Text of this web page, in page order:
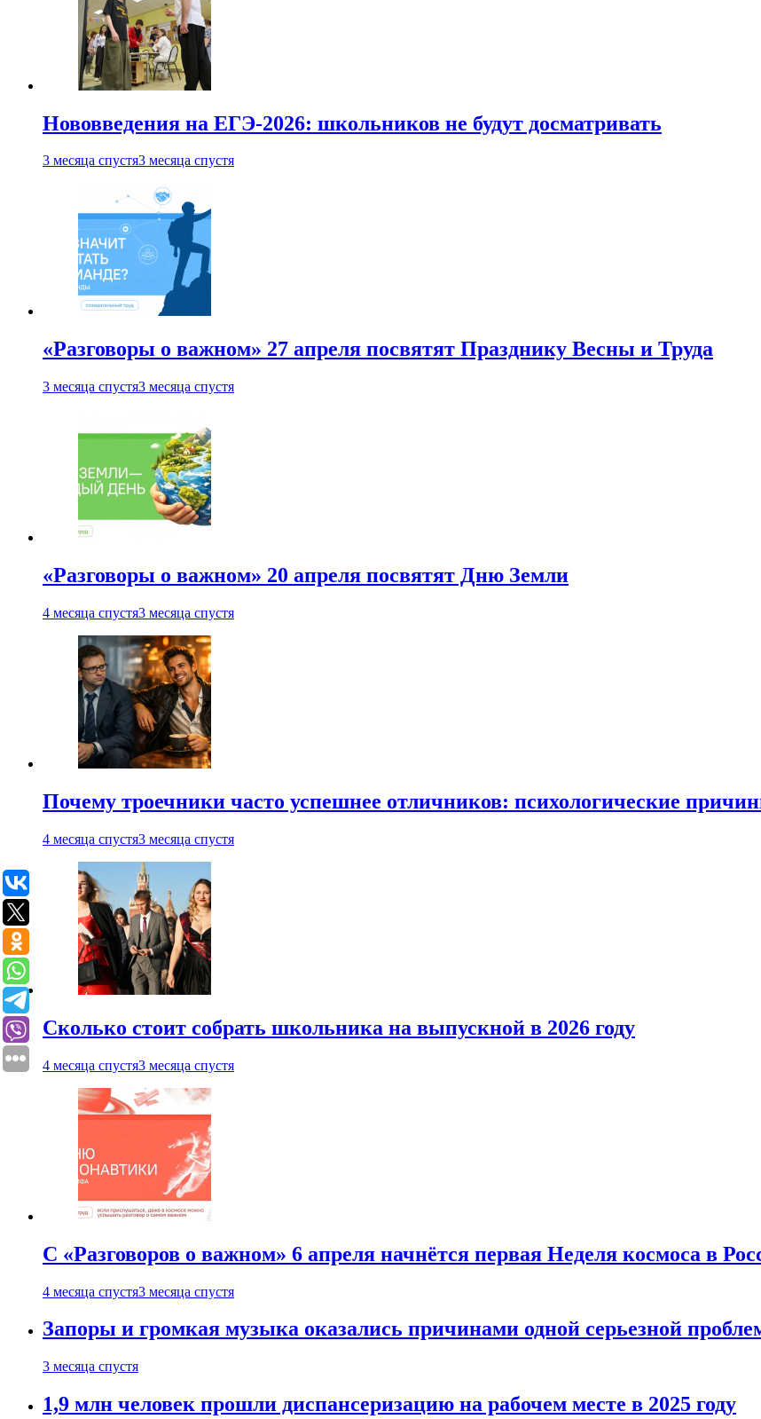
Нововведения на ЕГЭ-2026: школьников не будут досматривать
3 месяца спустя3 месяца спустя
«Разговоры о важном» 27 апреля посвятят Празднику Весны и Труда
3 месяца спустя3 месяца спустя
«Разговоры о важном» 20 апреля посвятят Дню Земли
4 месяца спустя3 месяца спустя
Почему троечники часто успешнее отличников: психологические
4 месяца спустя3 месяца спустя
Сколько стоит собрать школьника на выпускной в 2026 году
4 месяца спустя3 месяца спустя
С «Разговоров о важном» 6 апреля начнётся первая Неделя космоса в
4 месяца спустя3 месяца спустя
Запоры и громкая музыка оказались причинами одной серьезной
3 месяца спустя
1,9 млн человек прошли диспансеризацию на рабочем месте в 2025 году